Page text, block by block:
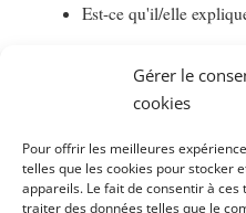
Gérer le
cookies
Pour offrir les meilleures
telles que les cookies pour stocker
appareils. Le fait de consentir à
traiter des données telles que le
Est-ce qu'il/elle
pas à rencontrer plusieurs
« Avant de